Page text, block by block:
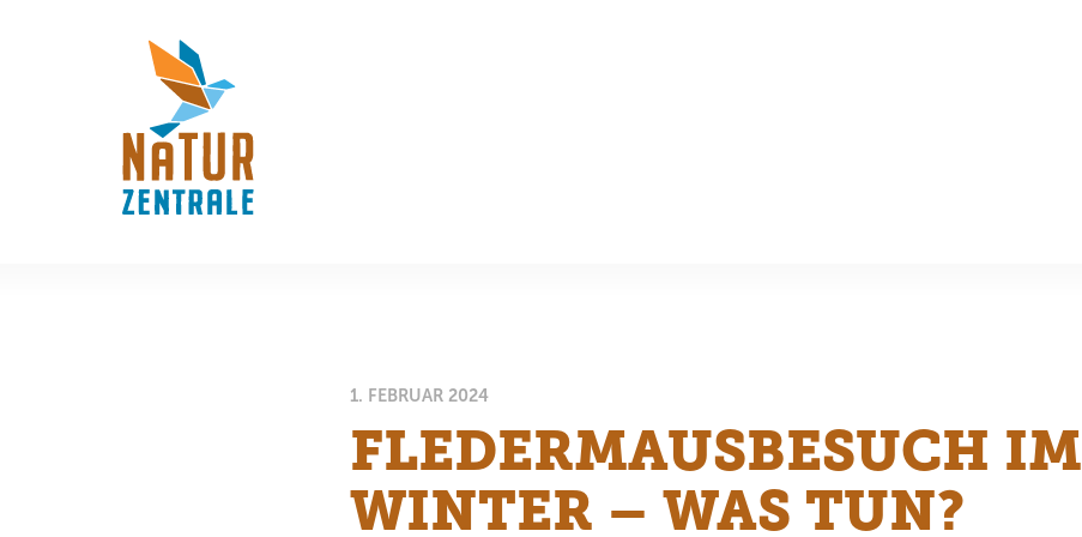
1. FEBRUAR 2024
FLEDERMAUSBESUCH IM
WINTER – WAS TUN?